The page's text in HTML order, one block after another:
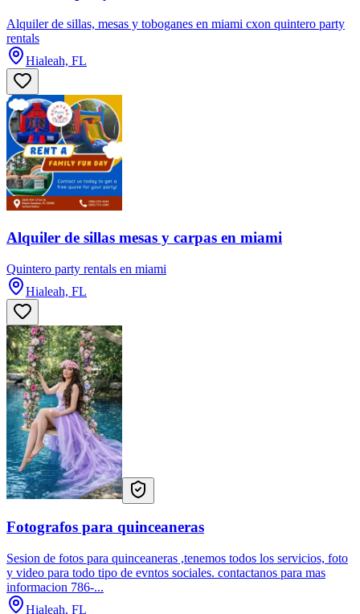
Alquiler de sillas, mesas y toboganes en miami cxon quintero party
rentals
Hialeah, FL
Alquiler de sillas mesas y carpas en miami
Quintero party rentals en miami
Hialeah, FL
Fotografos para quinceaneras
Sesion de fotos para quinceaneras ,tenemos todos los servicios, foto
y video para todo tipo de evntos sociales. contactanos para mas
informacion 786-...
Hialeah, FL